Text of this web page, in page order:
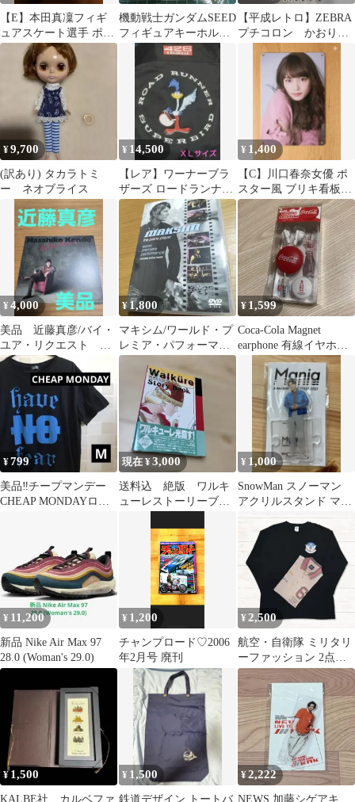
【E】本田真凜フィギ
ュアスケート選手 ポス
ター風 ブリキ看板
機動戦士ガンダムSEED
フィギュアキーホルダ
ー3 ４種セット
【平成レトロ】ZEBRA
プチコロン かおりつ
きペン 8色セット 廃
¥9,700
(訳あり) タカラトミ
ー ネオブライス
¥ 14,500
【レア】ワーナーブラ
ザーズ ロードランナー
刺繍 ワークシャツ 半袖
サイズＸＬ
¥ 1,400
【C】川口春奈女優 ポ
スター風 ブリキ看板
CM女優
¥4,000
美品 近藤真彦/バイ・
ユア・リクエスト 廃
盤品 最終値下げ
¥ 1,800
マキシム/ワールド・プ
レミア・パフォーマン
ス
¥1,599
Coca-Cola Magnet
earphone 有線イヤホン/
未開封/
¥799
美品‼️チープマンデー
CHEAP MONDAYロゴT
現在 ¥3,000
送料込 絶版 ワルキ
ューレストーリーブッ
初版 1991年
¥ 1,000
SnowMan スノーマン
アクリルスタンド マニ
ア 目黒蓮
¥ 11,200
新品 Nike Air Max 97
28.0 (Woman's 29.0)
¥ 1,200
チャンプロード♡2006
年2月号 廃刊
¥2,500
航空・自衛隊 ミリタリ
ーファッション 2点セ
ット ブルーインパルス
刺繍
¥ 1,500
KALBE社 カルベファ
¥ 1,500
鉄道デザイン トートバ
¥2,222
NEWS 加藤シゲアキ